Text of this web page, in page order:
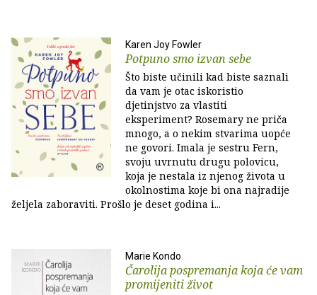
Karen Joy Fowler
Potpuno smo izvan sebe
Što biste učinili kad biste saznali
da vam je otac iskoristio
djetinjstvo za vlastiti
eksperiment? Rosemary ne priča
mnogo, a o nekim stvarima uopće
ne govori. Imala je sestru Fern,
svoju uvrnutu drugu polovicu,
koja je nestala iz njenog života u
okolnostima koje bi ona najradije
željela zaboraviti. Prošlo je deset godina i...
Marie Kondo
Čarolija pospremanja koja će vam
promijeniti život